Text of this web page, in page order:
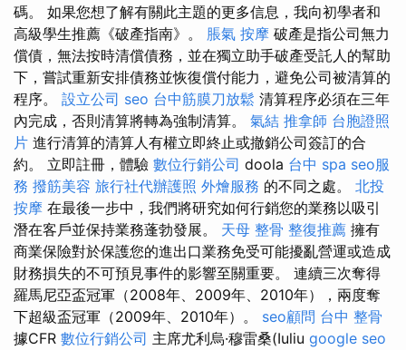
碼。 如果您想了解有關此主題的更多信息，我向初學者和
高級學生推薦《破產指南》。 脹氣 按摩 破產是指公司無力
償債，無法按時清償債務，並在獨立助手破產受託人的幫助
下，嘗試重新安排債務並恢復償付能力，避免公司被清算的
程序。 設立公司 seo 台中筋膜刀放鬆 清算程序必須在三年
內完成，否則清算將轉為強制清算。 氣結 推拿師 台胞證照
片 進行清算的清算人有權立即終止或撤銷公司簽訂的合
約。 立即註冊，體驗 數位行銷公司 doola 台中 spa seo服
務 撥筋美容 旅行社代辦護照 外燴服務 的不同之處。 北投
按摩 在最後一步中，我們將研究如何行銷您的業務以吸引
潛在客戶並保持業務蓬勃發展。 天母 整骨 整復推薦 擁有
商業保險對於保護您的進出口業務免受可能擾亂營運或造成
財務損失的不可預見事件的影響至關重要。 連續三次奪得
羅馬尼亞盃冠軍（2008年、2009年、2010年），兩度奪
下超級盃冠軍（2009年、2010年）。 seo顧問 台中 整骨
據CFR 數位行銷公司 主席尤利烏·穆雷桑(Iuliu google seo